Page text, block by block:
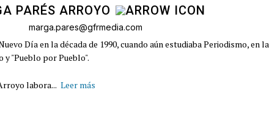
PARÉS ARROYO
marga.pares@gfrmedia.com
Día en la década de 1990, cuando aún estudiaba Periodismo, en la
"Pueblo por Pueblo".
labora... Leer más